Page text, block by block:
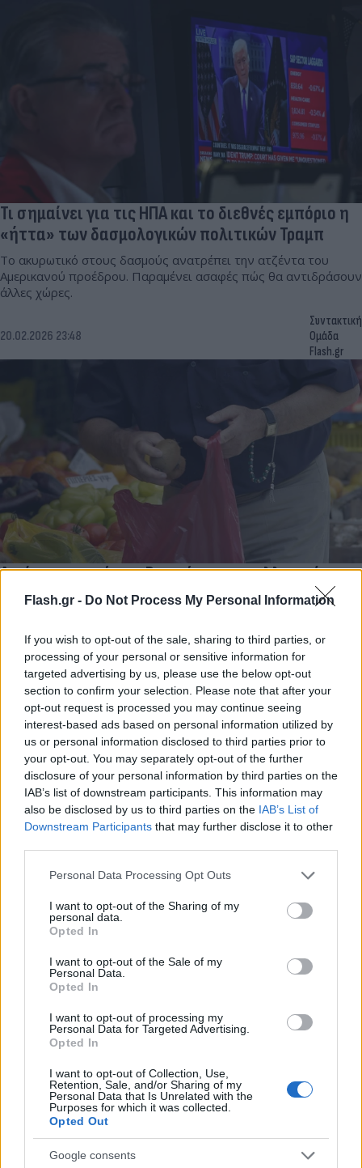
Flash.gr - Do Not Process My Personal Information
If you wish to opt-out of the sale, sharing to third parties, or
processing of your personal or sensitive information for
targeted advertising by us, please use the below opt-out
section to confirm your selection. Please note that after your
opt-out request is processed you may continue seeing
interest-based ads based on personal information utilized by
us or personal information disclosed to third parties prior to
your opt-out. You may separately opt-out of the further
disclosure of your personal information by third parties on the
IAB’s list of downstream participants. This information may
also be disclosed by us to third parties on the IAB’s List of
Downstream Participants that may further disclose it to other
Please note that this website/app uses one or more Google
not limited to your visit or usage behaviour. You may click to
grant or deny consent to Google and its third-party tags to
use your data for below specified purposes in below Google
consent section.
Personal Data Processing Opt Outs
I want to opt-out of the Sharing of my
personal data.
Opted In
I want to opt-out of the Sale of my
Personal Data.
Opted In
I want to opt-out of processing my
Personal Data for Targeted Advertising.
Opted In
I want to opt-out of Collection, Use,
Retention, Sale, and/or Sharing of my
Personal Data that Is Unrelated with the
Purposes for which it was collected.
Opted Out
Google consents
Τι σημαίνει για τις ΗΠΑ και το διεθνές εμπόριο η
«ήττα» των δασμολογικών πολιτικών Τραμπ
Το ακυρωτικό στους δασμούς ανατρέπει την ατζέντα του
Αμερικανού προέδρου. Παραμένει ασαφές πώς θα αντιδράσουν
άλλες χώρες.
20.02.2026 23:48
Συντακτική
Ομάδα
Flash.gr
Ανοίγει η αγορά του Βιετνάμ για το ελληνικό
ακτινίδιο
ελληνικής αγροτικής παραγωγής.
15.02.2026 23:39
Ομάδα
Flash.gr
Ισχυρό διεθνές ενδιαφέρον για το Greek Frozen
Yogurt της Κρι Κρι σε Ασία και Αμερική
Ο ρυθμός αύξησης των εξαγωγών ξεπέρασε το +40% τον
Ιανουάριο του 2026, ενώ ξεκινούν, πιλοτικά, οι εξαγωγές του
Greek Frozen Yogurt στην Κίνα.
05.02.2026 16:25
Νίκος